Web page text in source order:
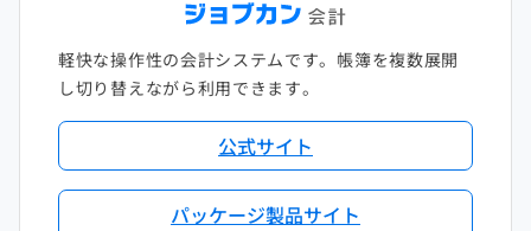
軽快な操作性の会計システムです。帳簿を複数展開
し切り替えながら利用できます。
公式サイト
パッケージ製品サイト